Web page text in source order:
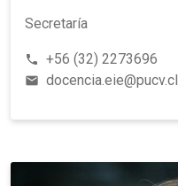
Secretaría
phone +56 (32) 2273696
email docencia.eie@pucv.cl